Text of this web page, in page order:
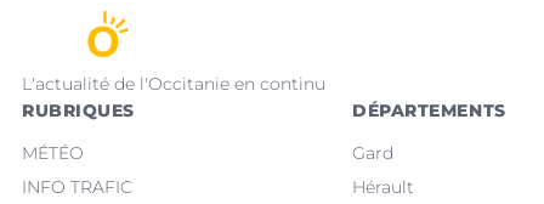
L'actualité de l'Occitanie en continu
RUBRIQUES
MÉTÉO
INFO TRAFIC
DÉPARTEMENTS
Gard
Hérault